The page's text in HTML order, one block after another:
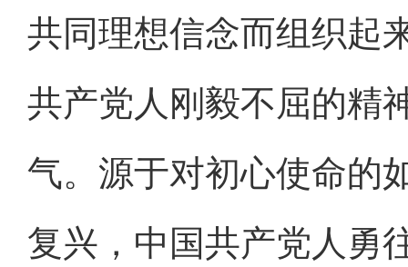
共同理想信念而组织起
共产党人刚毅不屈的精
气。源于对初心使命的
复兴，中国共产党人勇